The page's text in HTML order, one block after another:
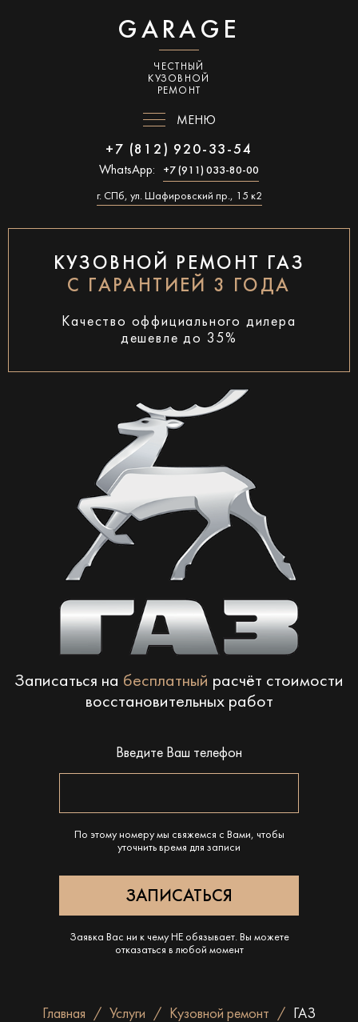
GARAGE
ЧЕСТНЫЙ
КУЗОВНОЙ
РЕМОНТ
МЕНЮ
+7 (812) 920-33-54
WhatsApp: +7 (911) 033-80-00
г. СПб, ул. Шафировский пр., 15 к2
КУЗОВНОЙ РЕМОНТ ГАЗ
С ГАРАНТИЕЙ 3 ГОДА
Качество оффициального дилера
дешевле до 35%
Записаться на бесплатный расчёт стоимости
восстановительных работ
Введите Ваш телефон
По этому номеру мы свяжемся с Вами, чтобы
уточнить время для записи
Заявка Вас ни к чему НЕ обязывает. Вы можете
отказаться в любой момент
Главная Услуги Кузовной ремонт ГАЗ